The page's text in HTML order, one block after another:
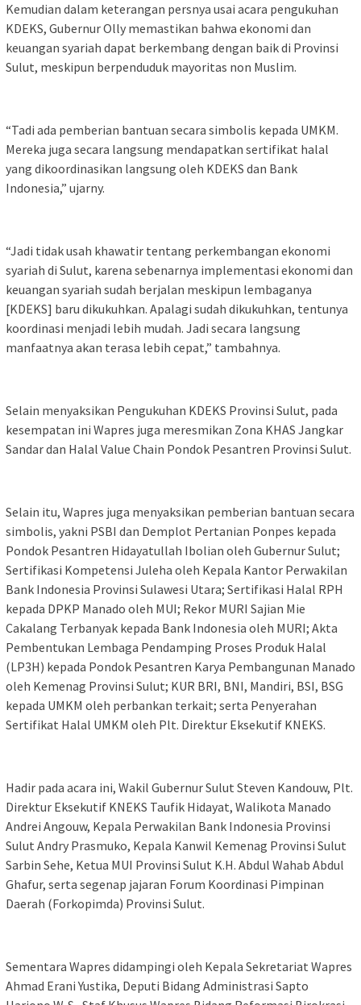
Kemudian dalam keterangan persnya usai acara pengukuhan
KDEKS, Gubernur Olly memastikan bahwa ekonomi dan
keuangan syariah dapat berkembang dengan baik di Provinsi
Sulut, meskipun berpenduduk mayoritas non Muslim.
“Tadi ada pemberian bantuan secara simbolis kepada UMKM.
Mereka juga secara langsung mendapatkan sertifikat halal
yang dikoordinasikan langsung oleh KDEKS dan Bank
Indonesia,” ujarny.
“Jadi tidak usah khawatir tentang perkembangan ekonomi
syariah di Sulut, karena sebenarnya implementasi ekonomi dan
keuangan syariah sudah berjalan meskipun lembaganya
[KDEKS] baru dikukuhkan. Apalagi sudah dikukuhkan, tentunya
koordinasi menjadi lebih mudah. Jadi secara langsung
manfaatnya akan terasa lebih cepat,” tambahnya.
Selain menyaksikan Pengukuhan KDEKS Provinsi Sulut, pada
kesempatan ini Wapres juga meresmikan Zona KHAS Jangkar
Sandar dan Halal Value Chain Pondok Pesantren Provinsi Sulut.
Selain itu, Wapres juga menyaksikan pemberian bantuan secara
simbolis, yakni PSBI dan Demplot Pertanian Ponpes kepada
Pondok Pesantren Hidayatullah Ibolian oleh Gubernur Sulut;
Sertifikasi Kompetensi Juleha oleh Kepala Kantor Perwakilan
Bank Indonesia Provinsi Sulawesi Utara; Sertifikasi Halal RPH
kepada DPKP Manado oleh MUI; Rekor MURI Sajian Mie
Cakalang Terbanyak kepada Bank Indonesia oleh MURI; Akta
Pembentukan Lembaga Pendamping Proses Produk Halal
(LP3H) kepada Pondok Pesantren Karya Pembangunan Manado
oleh Kemenag Provinsi Sulut; KUR BRI, BNI, Mandiri, BSI, BSG
kepada UMKM oleh perbankan terkait; serta Penyerahan
Sertifikat Halal UMKM oleh Plt. Direktur Eksekutif KNEKS.
Hadir pada acara ini, Wakil Gubernur Sulut Steven Kandouw, Plt.
Direktur Eksekutif KNEKS Taufik Hidayat, Walikota Manado
Andrei Angouw, Kepala Perwakilan Bank Indonesia Provinsi
Sulut Andry Prasmuko, Kepala Kanwil Kemenag Provinsi Sulut
Sarbin Sehe, Ketua MUI Provinsi Sulut K.H. Abdul Wahab Abdul
Ghafur, serta segenap jajaran Forum Koordinasi Pimpinan
Daerah (Forkopimda) Provinsi Sulut.
Sementara Wapres didampingi oleh Kepala Sekretariat Wapres
Ahmad Erani Yustika, Deputi Bidang Administrasi Sapto